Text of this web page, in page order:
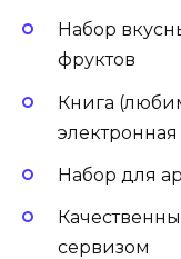
Набор
фруктов
Книга
Набор для
сервизом